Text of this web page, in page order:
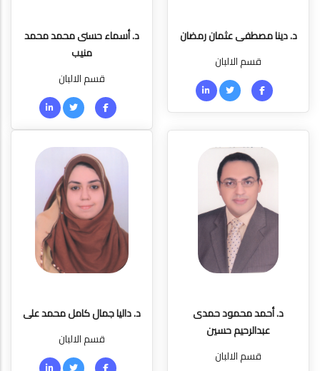
د. دينا مصطفى عثمان رمضان
قسم الالبان
د. أسماء حسنى محمد محمد
منيب
قسم الالبان
د. أحمد محمود حمدى
عبدالرحيم حسين
قسم الالبان
د. داليا جمال كامل محمد على
قسم الالبان